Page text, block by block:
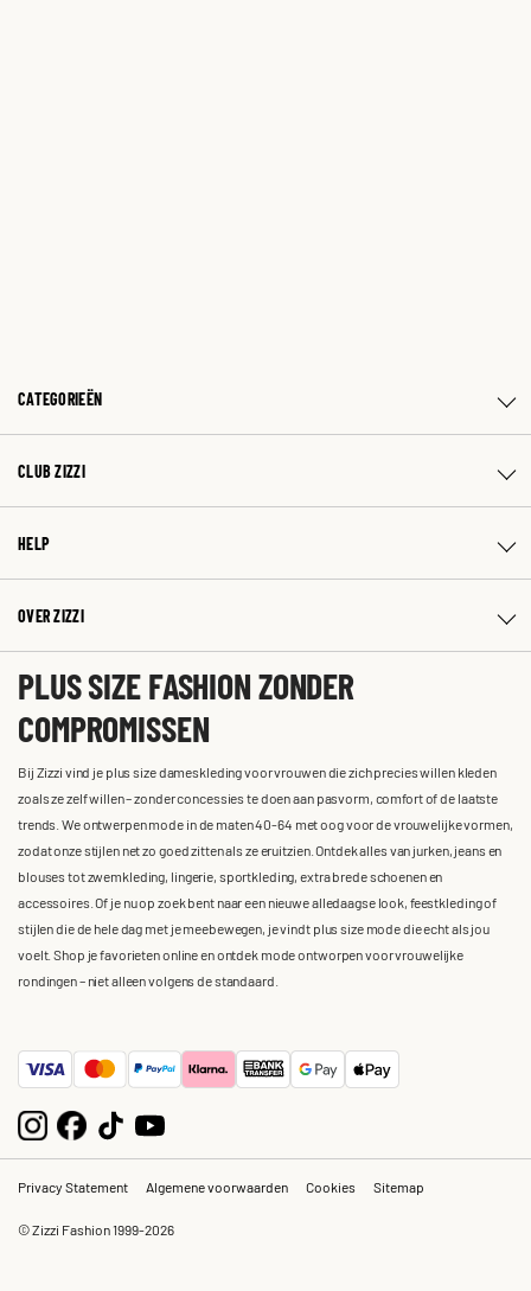
CATEGORIEËN
CLUB ZIZZI
HELP
OVER ZIZZI
PLUS SIZE FASHION ZONDER
COMPROMISSEN
Bij Zizzi vind je plus size dameskleding voor vrouwen die zich precies willen kleden
zoals ze zelf willen – zonder concessies te doen aan pasvorm, comfort of de laatste
trends. We ontwerpen mode in de maten 40-64 met oog voor de vrouwelijke vormen,
zodat onze stijlen net zo goed zitten als ze eruitzien. Ontdek alles van jurken, jeans en
blouses tot zwemkleding, lingerie, sportkleding, extra brede schoenen en
accessoires. Of je nu op zoek bent naar een nieuwe alledaagse look, feestkleding of
stijlen die de hele dag met je meebewegen, je vindt plus size mode die echt als jou
voelt. Shop je favorieten online en ontdek mode ontworpen voor vrouwelijke
rondingen – niet alleen volgens de standaard.
Privacy Statement Algemene voorwaarden Cookies Sitemap
© Zizzi Fashion 1999-2026